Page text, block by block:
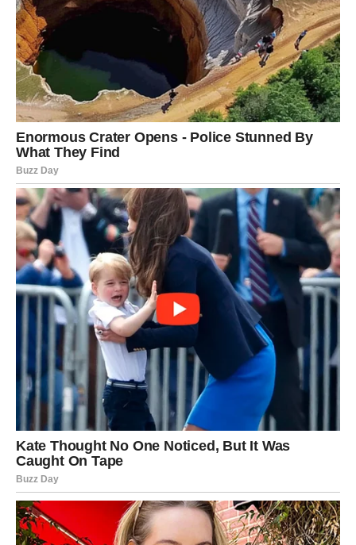
nezdravo. Ako primijetite ove simptome i mislite da se radi o
bakterijskoj infekciji, trebate se posavjetovati sa svojim
veterinarom kako bi on mogao dati odgovarajući tretman za
borbu protiv infekcije.
Oglasi